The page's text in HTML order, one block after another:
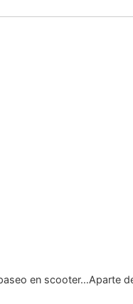
en scooter…Aparte